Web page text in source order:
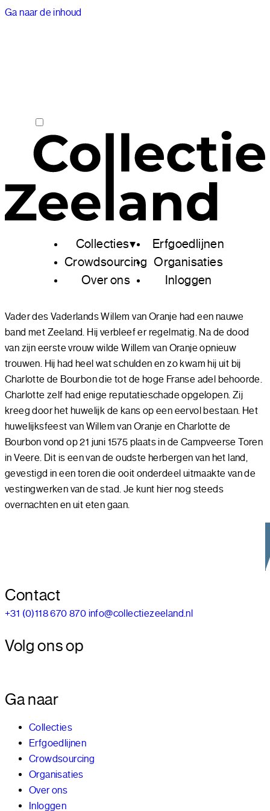
Ga naar de inhoud
Collecties
Erfgoedlijnen
Crowdsourcing Organisaties
Over ons
Inloggen
Vader des Vaderlands Willem van Oranje had een nauwe
band met Zeeland. Hij verbleef er regelmatig. Na de dood
van zijn eerste vrouw wilde Willem van Oranje opnieuw
trouwen. Hij had heel wat schulden en zo kwam hij uit bij
Charlotte de Bourbon die tot de hoge Franse adel behoorde.
Charlotte zelf had enige reputatieschade opgelopen. Zij
kreeg door het huwelijk de kans op een eervol bestaan. Het
huwelijksfeest van Willem van Oranje en Charlotte de
Bourbon vond op 21 juni 1575 plaats in de Campveerse Toren
in Veere. Dit is een van de oudste herbergen van het land,
gevestigd in een toren die ooit onderdeel uitmaakte van de
vestingwerken van de stad. Je kunt hier nog steeds
overnachten en uit eten gaan.
Contact
+31 (0)118 670 870 info@collectiezeeland.nl
Volg ons op
Ga naar
Collecties
Erfgoedlijnen
Crowdsourcing
Organisaties
Over ons
Inloggen